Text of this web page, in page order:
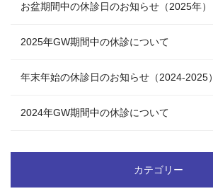
お盆期間中の休診日のお知らせ（2025年）
2025年GW期間中の休診について
年末年始の休診日のお知らせ（2024-2025）
2024年GW期間中の休診について
カテゴリー